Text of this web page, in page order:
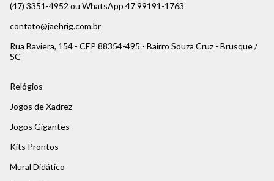
(47) 3351-4952 ou WhatsApp 47 99191-1763
contato@jaehrig.com.br
Rua Baviera, 154 - CEP 88354-495 - Bairro Souza Cruz - Brusque /
SC
Relógios
Jogos de Xadrez
Jogos Gigantes
Kits Prontos
Mural Didático